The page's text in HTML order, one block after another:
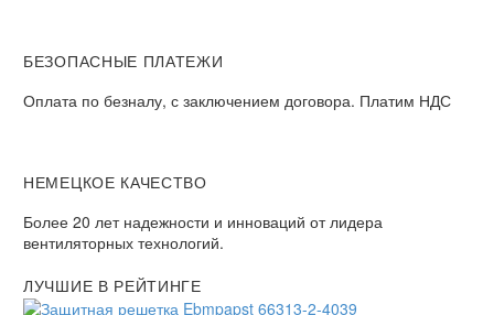
БЕЗОПАСНЫЕ ПЛАТЕЖИ
Оплата по безналу, с заключением договора. Платим НДС
НЕМЕЦКОЕ КАЧЕСТВО
Более 20 лет надежности и инноваций от лидера
вентиляторных технологий.
ЛУЧШИЕ В РЕЙТИНГЕ